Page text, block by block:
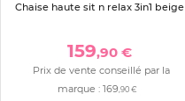
Chaise haute sit n relax 3in1 beige
159,90 €
Prix de vente conseillé par la
marque :169,90 €